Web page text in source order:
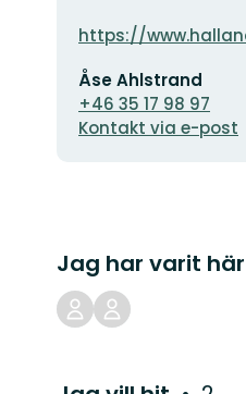
Adress
https://
postadress
Åse Ahlstrand
+46 35 17 98 97
Kontakt via e-post
Jag har varit här